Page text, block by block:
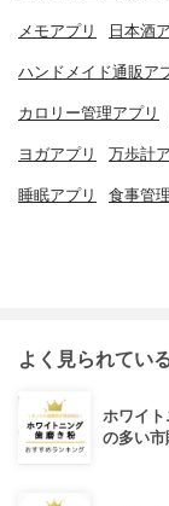
メモアプリ 日本酒
ハンドメイド通販ア
カロリー管理アプリ
ヨガアプリ 万歩計
睡眠アプリ 食事管
よく見られてい
ホワイ
の多い市